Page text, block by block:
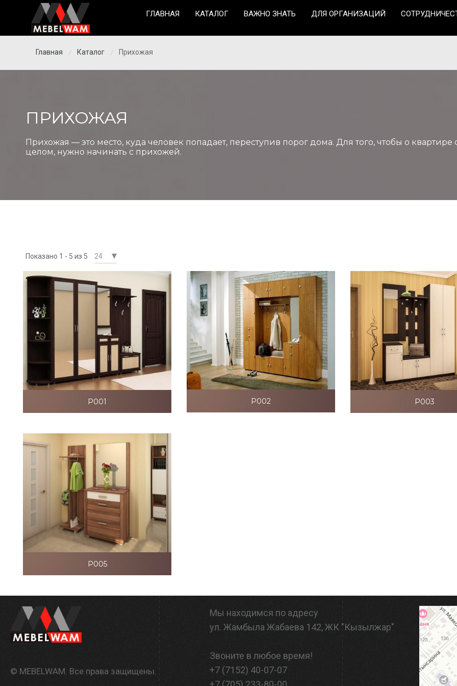
ГЛАВНАЯ КАТАЛОГ ВАЖНО ЗНАТЬ ДЛЯ ОРГАНИЗАЦИЙ
Главная / Каталог / Прихожая
ПРИХОЖАЯ
Прихожая — это место, куда человек попадает, переступив порог дома. Для того, чтобы о
целом, нужно начинать с прихожей.
Показано 1 - 5 из 5
P001 P002 P003
P005
© MEBELWAM. Все права защищены.
Мы находимся по адресу
ул. Жамбыла Жабаева 142, ЖК "Кызылжар"
Звоните в любое время!
+7 (7152) 40-07-07